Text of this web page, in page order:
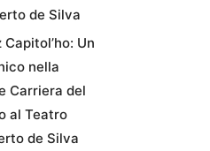
de Silva
Un
nella
Carriera del
al Teatro
de Silva